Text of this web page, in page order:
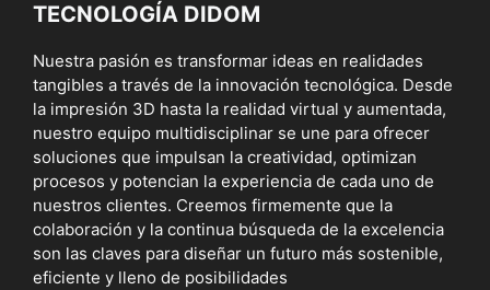
TECNOLOGÍA DIDOM
Nuestra pasión es transformar ideas en realidades
tangibles a través de la innovación tecnológica. Desde
la impresión 3D hasta la realidad virtual y aumentada,
nuestro equipo multidisciplinar se une para ofrecer
soluciones que impulsan la creatividad, optimizan
procesos y potencian la experiencia de cada uno de
nuestros clientes. Creemos firmemente que la
colaboración y la continua búsqueda de la excelencia
son las claves para diseñar un futuro más sostenible,
eficiente y lleno de posibilidades